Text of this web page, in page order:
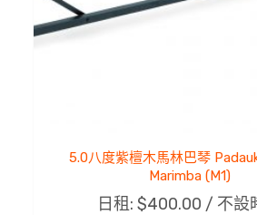
5.0八度紫檀木馬林巴琴
Marimba (M1)
日租:$400.00 / 不設